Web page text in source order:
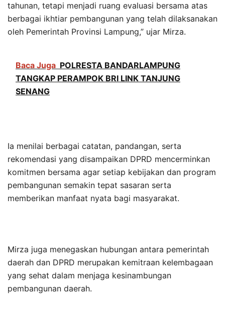
tahunan, tetapi menjadi ruang evaluasi bersama atas
berbagai ikhtiar pembangunan yang telah dilaksanakan
oleh Pemerintah Provinsi Lampung,” ujar Mirza.
Baca Juga POLRESTA BANDARLAMPUNG
TANGKAP PERAMPOK BRI LINK TANJUNG
SENANG
Ia menilai berbagai catatan, pandangan, serta
rekomendasi yang disampaikan DPRD mencerminkan
komitmen bersama agar setiap kebijakan dan program
pembangunan semakin tepat sasaran serta
memberikan manfaat nyata bagi masyarakat.
Mirza juga menegaskan hubungan antara pemerintah
daerah dan DPRD merupakan kemitraan kelembagaan
yang sehat dalam menjaga kesinambungan
pembangunan daerah.